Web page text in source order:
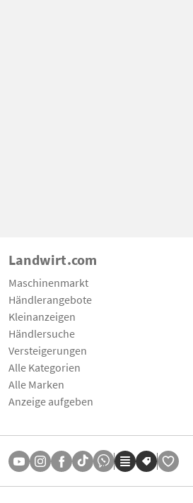
Landwirt.com
Maschinenmarkt
Händlerangebote
Kleinanzeigen
Händlersuche
Versteigerungen
Alle Kategorien
Alle Marken
Anzeige aufgeben